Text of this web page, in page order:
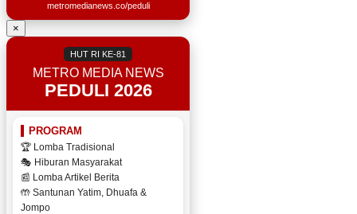
metromedianews.co/peduli
×
HUT RI KE-81
METRO MEDIA NEWS
PEDULI 2026
PROGRAM
🏆 Lomba Tradisional
🎭 Hiburan Masyarakat
📰 Lomba Artikel Berita
🤲 Santunan Yatim, Dhuafa &
Jompo